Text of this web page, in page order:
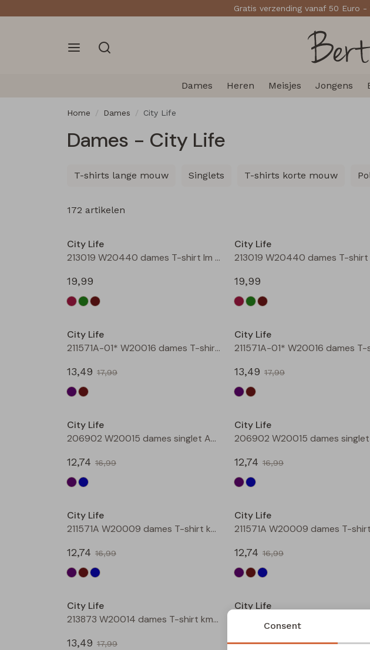
Gratis verzending vanaf 50 Euro
Dames Heren Meisjes Jongens
Home Dames City Life
Dames - City Life
Singlets T-shirts korte mouw
T-shirts lange mouw
172 artikelen
City Life
213019 W20440 dames T-shirt lm Bordeaux
19,99
City Life
19,99
City Life
211571A-01* W20016 dames T-shirt km aubergine
13,49 17,99
City Life
13,49 17,99
City Life
206902 W20015 dames singlet Aubergine
12,74 16,99
City Life
12,74 16,99
City Life
211571A W20009 dames T-shirt km Bruin
12,74 16,99
City Life
12,74 16,99
City Life
213873 W20014 dames T-shirt km Petrol
13,49 17,99
City Life
13,49 17,99
Consent